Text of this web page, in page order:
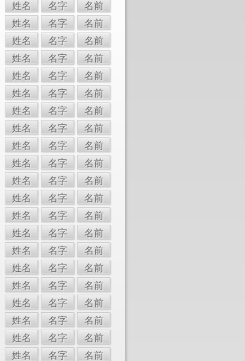
姓名 名字 名前
姓名 名字 名前
姓名 名字 名前
姓名 名字 名前
姓名 名字 名前
姓名 名字 名前
姓名 名字 名前
姓名 名字 名前
姓名 名字 名前
姓名 名字 名前
姓名 名字 名前
姓名 名字 名前
姓名 名字 名前
姓名 名字 名前
姓名 名字 名前
姓名 名字 名前
姓名 名字 名前
姓名 名字 名前
姓名 名字 名前
姓名 名字 名前
姓名 名字 名前